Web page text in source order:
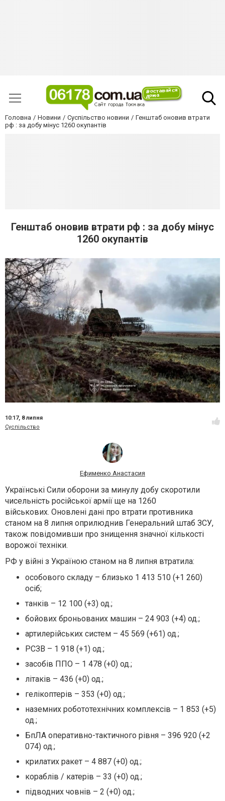
Головна Новини Суспільство новини
Генштаб оновив втрати
рф : за добу мінус 1260 окупантів
Генштаб оновив втрати рф : за добу мінус
1260 окупантів
10:17, 8 липня
Суспільство
Ефименко Анастасия
Українські Сили оборони за минулу добу скоротили
чисельність російської армії ще на 1260
військових. Оновлені дані про втрати противника
станом на 8 липня оприлюднив Генеральний штаб ЗСУ,
також повідомивши про знищення значної кількості
ворожої техніки.
РФ у війні з Україною станом на 8 липня втратила:
особового складу – близько 1 413 510 (+1 260)
осіб;
танків – 12 100 (+3) од.;
бойових броньованих машин – 24 903 (+4) од.;
артилерійських систем – 45 569 (+61) од.;
РСЗВ – 1 918 (+1) од.;
засобів ППО – 1 478 (+0) од.;
літаків – 436 (+0) од.;
гелікоптерів – 353 (+0) од.;
наземних робототехнічних комплексів – 1 853 (+5)
од.;
БпЛА оперативно-тактичного рівня – 396 920 (+2
074) од.;
крилатих ракет – 4 887 (+0) од.;
кораблів / катерів – 33 (+0) од.;
підводних човнів – 2 (+0) од.;